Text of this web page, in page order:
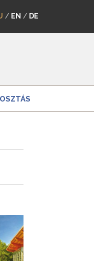
/ EN / DE